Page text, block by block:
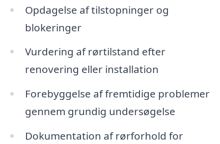
Opdagelse af tilstopninger og
blokeringer
Vurdering af rørtilstand efter
renovering eller installation
Forebyggelse af fremtidige problemer
gennem grundig undersøgelse
Dokumentation af rørforhold for